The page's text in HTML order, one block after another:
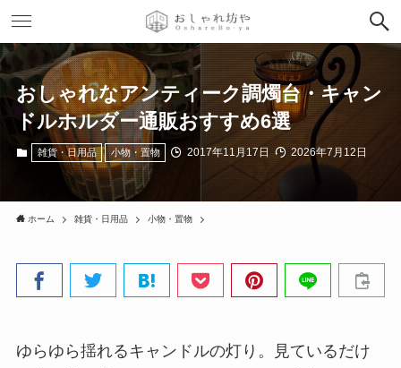
おしゃれなアンティーク調燭台・キャン
ドルホルダー通販おすすめ6選
雑貨・日用品 小物・置物 2017年11月17日 2026年7月12日
ホーム 雑貨・日用品 小物・置物
ゆらゆら揺れるキャンドルの灯り。見ているだけ